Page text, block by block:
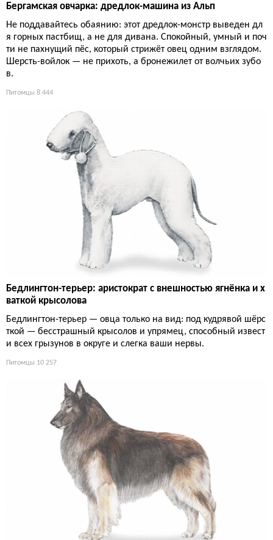
Бергамская овчарка: дредлок-машина из Альп
Не поддавайтесь обаянию: этот дредлок-монстр выведен дл
я горных пастбищ, а не для дивана. Спокойный, умный и поч
ти не пахнущий пёс, который стрижёт овец одним взглядом.
Шерсть-войлок — не прихоть, а бронежилет от волчьих зубо
в.
Питомцы 8 444
Бедлингтон-терьер: аристократ с внешностью ягнёнка и х
ваткой крысолова
Бедлингтон-терьер — овца только на вид: под кудрявой шёрс
ткой — бесстрашный крысолов и упрямец, способный извест
и всех грызунов в округе и слегка ваши нервы.
Питомцы 10 257